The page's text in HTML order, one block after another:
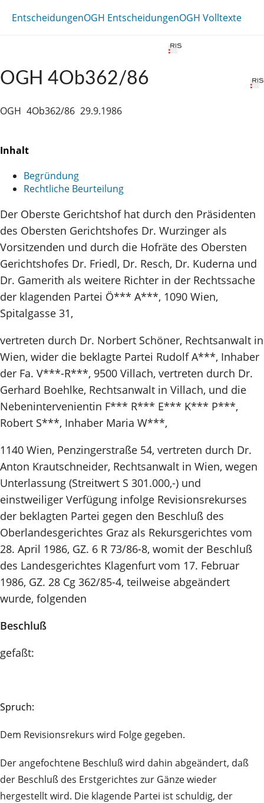
EntscheidungenOGH EntscheidungenOGH Volltexte
OGH 4Ob362/86
OGH 4Ob362/86 29.9.1986
Inhalt
Begründung
Rechtliche Beurteilung
Der Oberste Gerichtshof hat durch den Präsidenten
des Obersten Gerichtshofes Dr. Wurzinger als
Vorsitzenden und durch die Hofräte des Obersten
Gerichtshofes Dr. Friedl, Dr. Resch, Dr. Kuderna und
Dr. Gamerith als weitere Richter in der Rechtssache
der klagenden Partei Ö*** A***, 1090 Wien,
Spitalgasse 31,
vertreten durch Dr. Norbert Schöner, Rechtsanwalt in
Wien, wider die beklagte Partei Rudolf A***, Inhaber
der Fa. V***-R***, 9500 Villach, vertreten durch Dr.
Gerhard Boehlke, Rechtsanwalt in Villach, und die
Nebenintervenientin F*** R*** E*** K*** P***,
Robert S***, Inhaber Maria W***,
1140 Wien, Penzingerstraße 54, vertreten durch Dr.
Anton Krautschneider, Rechtsanwalt in Wien, wegen
Unterlassung (Streitwert S 301.000,-) und
einstweiliger Verfügung infolge Revisionsrekurses
der beklagten Partei gegen den Beschluß des
Oberlandesgerichtes Graz als Rekursgerichtes vom
28. April 1986, GZ. 6 R 73/86-8, womit der Beschluß
des Landesgerichtes Klagenfurt vom 17. Februar
1986, GZ. 28 Cg 362/85-4, teilweise abgeändert
wurde, folgenden
Beschluß
gefaßt:
Spruch:
Dem Revisionsrekurs wird Folge gegeben.
Der angefochtene Beschluß wird dahin abgeändert, daß
der Beschluß des Erstgerichtes zur Gänze wieder
hergestellt wird. Die klagende Partei ist schuldig, der